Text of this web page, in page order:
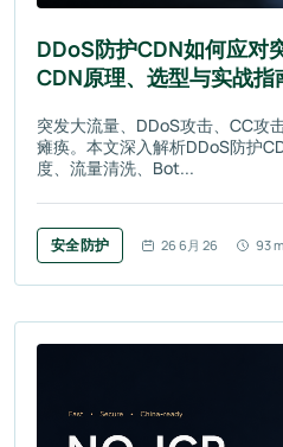
DDoS防护CDN如何应对
CDN原理、选型与实战指
突发大流量、DDoS攻击、CC攻
瘫痪。本文深入解析DDoS防护
度、流量清洗、Bot...
安全防护 26 6月 26 93